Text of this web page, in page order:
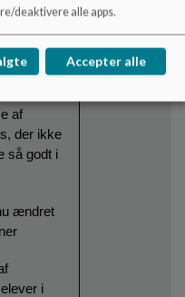
vi kan
af
der ikke
så godt i
ændret
i
deaktivere alle apps.
Accepter alle